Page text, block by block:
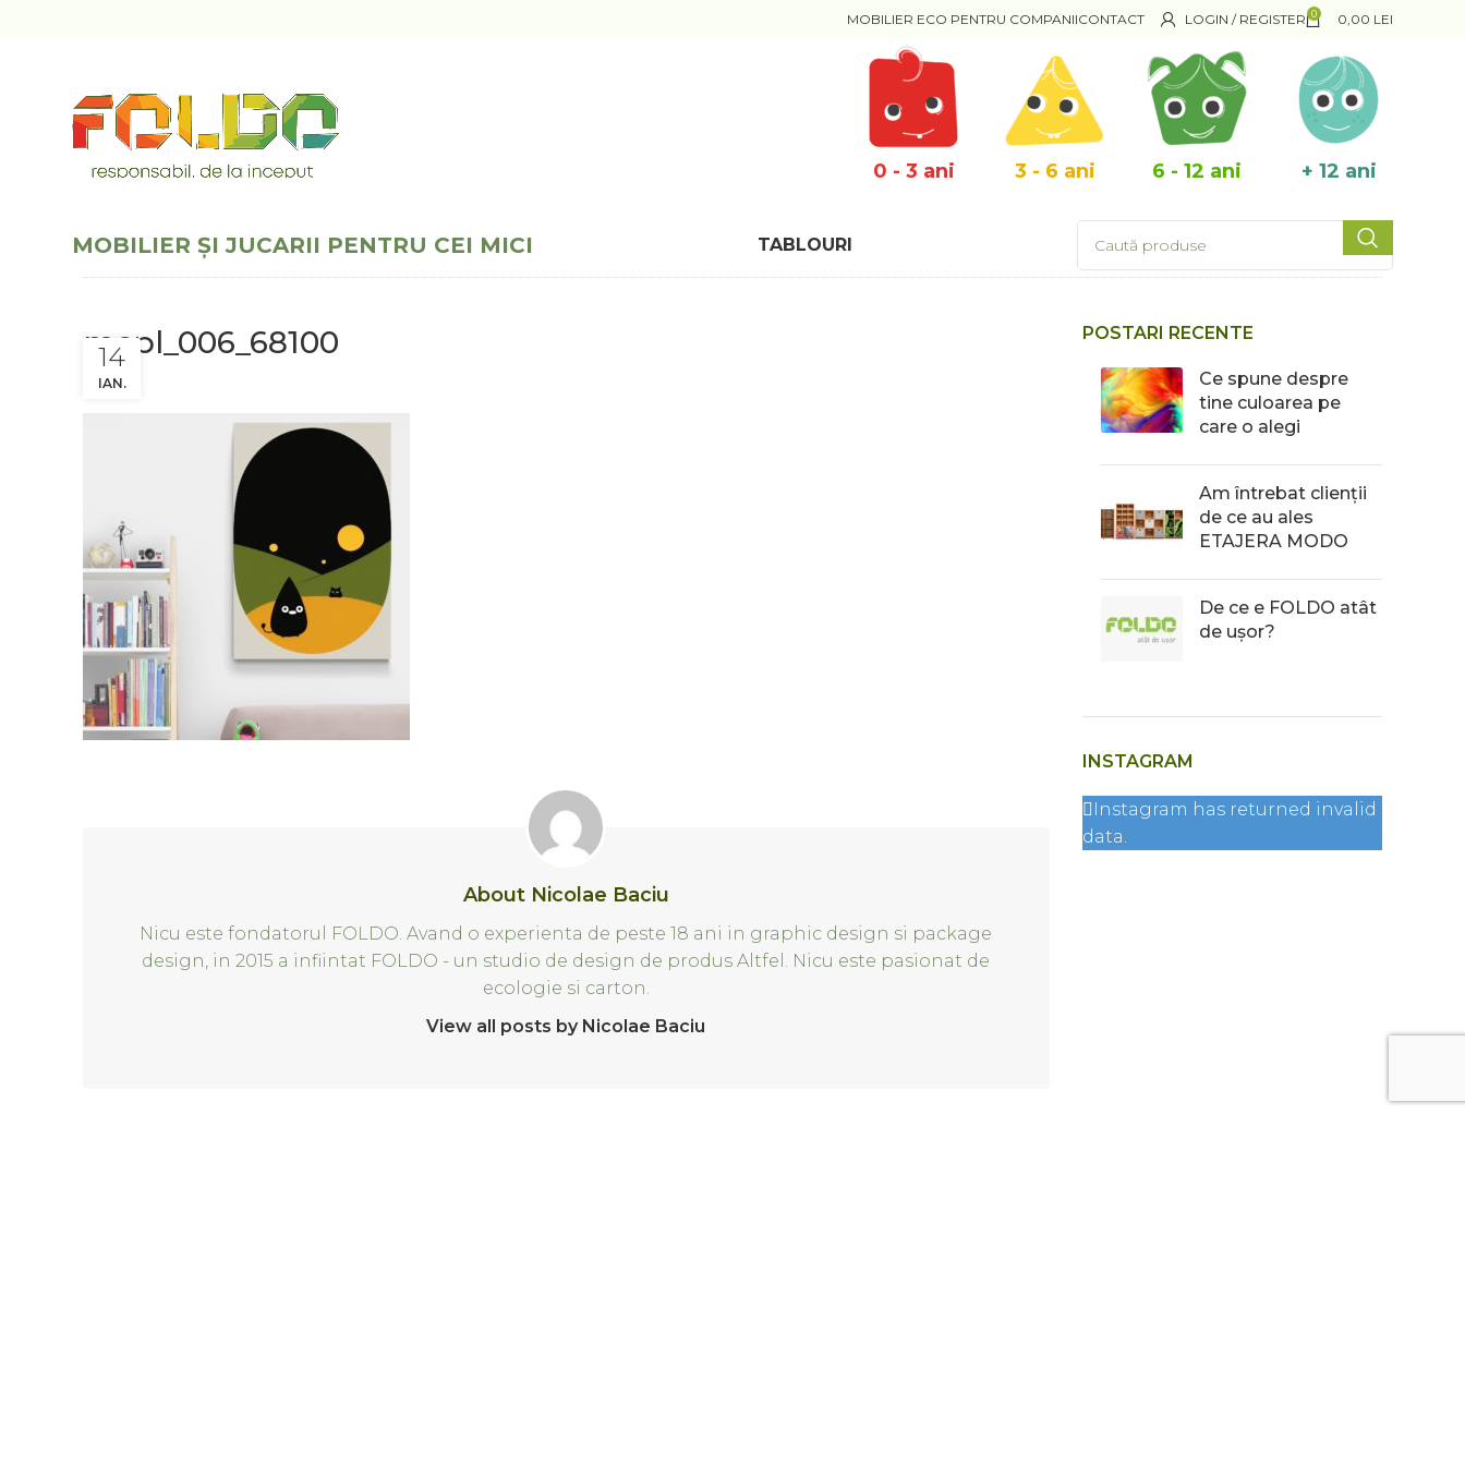
MOBILIER ECO PENTRU COMPANIICONTACT LOGIN / REGISTER 0 0,00 LEI
0 - 3 ani 3 - 6 ani 6 - 12 ani + 12 ani
MOBILIER ȘI JUCARII PENTRU CEI MICI TABLOURI
mcpl_006_68100
14
IAN.
About Nicolae Baciu
Nicu este fondatorul FOLDO. Avand o experienta de peste 18 ani in graphic design si package
design, in 2015 a infiintat FOLDO - un studio de design de produs Altfel. Nicu este pasionat de
ecologie si carton.
View all posts by Nicolae Baciu
POSTARI RECENTE
Ce spune despre
tine culoarea pe
care o alegi
Am întrebat clienții
de ce au ales
ETAJERA MODO
De ce e FOLDO atât
de ușor?
INSTAGRAM
Instagram has returned invalid
data.